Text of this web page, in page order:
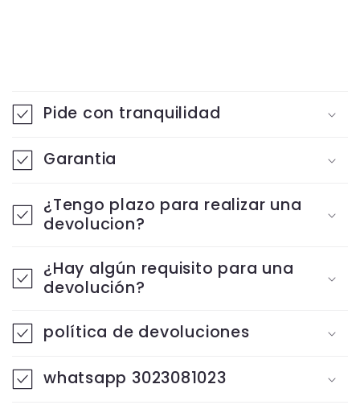
o
n
t
n
d
o
e
s
p
Pide con tranquilidad
Garantia
¿Tengo plazo para realizar una
devolucion?
¿Hay algún requisito para una
devolución?
política de devoluciones
whatsapp 3023081023